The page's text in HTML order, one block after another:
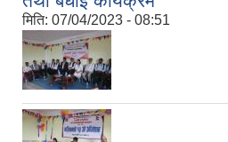
मिति: 07/04/2023 - 08:51